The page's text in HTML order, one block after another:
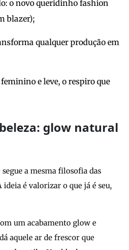
o novo queridinho fashion
blazer);
qualquer produção em
e leve, o respiro que
glow natural
a mesma filosofia das
ideia é valorizar o que já é seu,
um acabamento glow e
aquele ar de frescor que